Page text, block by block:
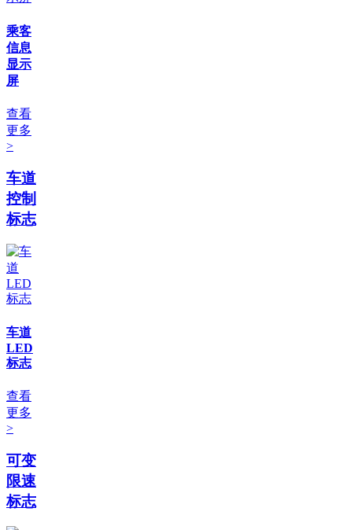
乘客
信息
显示
屏
查看
更多
>
车道
控制
标志
车道
LED
标志
查看
更多
>
可变
限速
标志